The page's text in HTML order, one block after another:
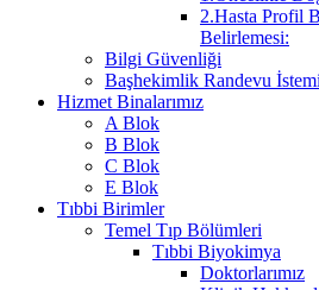
2.Hasta Profil
Belirlemesi:
Bilgi Güvenliği
Başhekimlik Randevu
Hizmet Binalarımız
A Blok
B Blok
C Blok
E Blok
Tıbbi Birimler
Temel Tıp Bölümleri
Tıbbi Biyokimya
Doktorlarımız